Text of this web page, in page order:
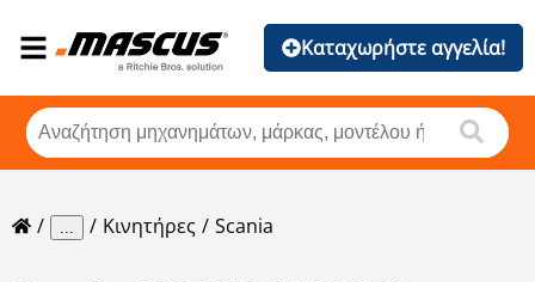
Καταχωρήστε αγγελία!
... Κινητήρες Scania